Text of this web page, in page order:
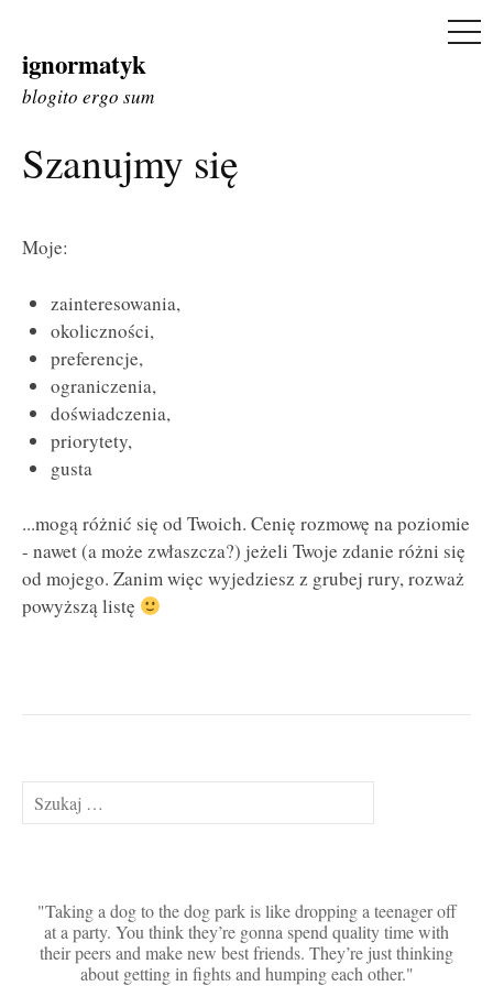
Skip
to
ignormatyk
blogito ergo sum
Szanujmy się
Moje:
zainteresowania,
okoliczności,
preferencje,
ograniczenia,
doświadczenia,
priorytety,
gusta
...mogą różnić się od Twoich. Cenię rozmowę na poziomie
- nawet (a może zwłaszcza?) jeżeli Twoje zdanie różni się
od mojego. Zanim więc wyjedziesz z grubej rury, rozważ
powyższą listę
Szukaj:
Taking a dog to the dog park is like dropping a teenager off
at a party. You think they’re gonna spend quality time with
their peers and make new best friends. They’re just thinking
about getting in fights and humping each other.